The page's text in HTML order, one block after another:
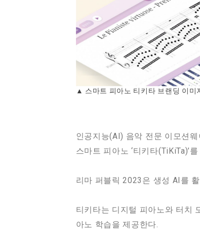
▲ 스마트 피아노 티키타 브랜딩 이
인공지능(AI) 음악 전문 이모션
스마트 피아노 ‘티키타(TiKiTa)’
리마 퍼블릭 2023은 생성 AI를
티키타는 디지털 피아노와 터치
아노 학습을 제공한다.